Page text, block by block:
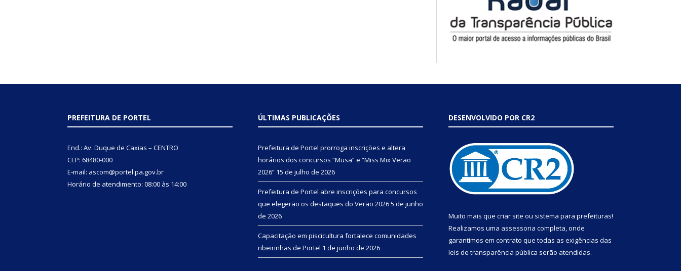
PREFEITURA DE PORTEL
End.: Av. Duque de Caxias – CENTRO
CEP: 68480-000
E-mail: ascom@portel.pa.gov.br
Horário de atendimento: 08:00 às 14:00
ÚLTIMAS PUBLICAÇÕES
Prefeitura de Portel prorroga inscrições e altera
horários dos concursos “Musa” e “Miss Mix Verão
2026” 15 de julho de 2026
Prefeitura de Portel abre inscrições para concursos
que elegerão os destaques do Verão 20265 de junho
de 2026
Capacitação em piscicultura fortalece comunidades
ribeirinhas de Portel 1 de junho de 2026
DESENVOLVIDO POR CR2
Muito mais que criar site ou sistema para prefeituras!
Realizamos uma assessoria completa, onde
garantimos em contrato que todas as exigências das
leis de transparência pública serão atendidas.